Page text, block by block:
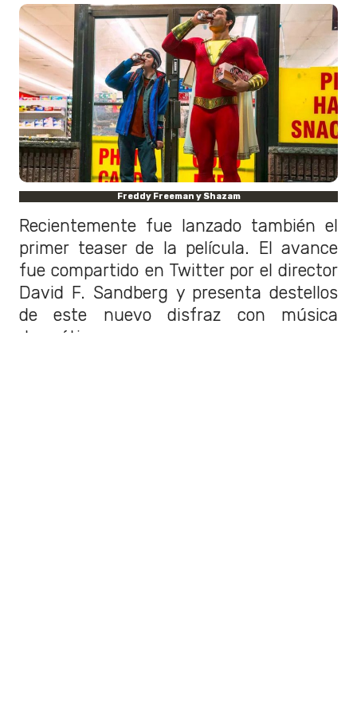
Freddy Freeman y Shazam
Recientemente fue lanzado también el
primer teaser de la película. El avance
fue compartido en Twitter por el director
David F. Sandberg y presenta destellos
de este nuevo disfraz con música
dramática.